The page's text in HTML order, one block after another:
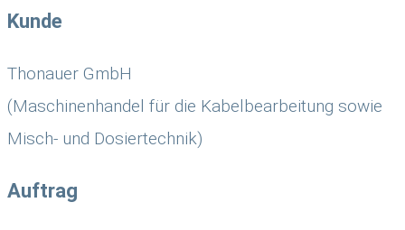
Kunde
Thonauer GmbH
(Maschinenhandel für die Kabelbearbeitung sowie
Misch- und Dosiertechnik)
Auftrag